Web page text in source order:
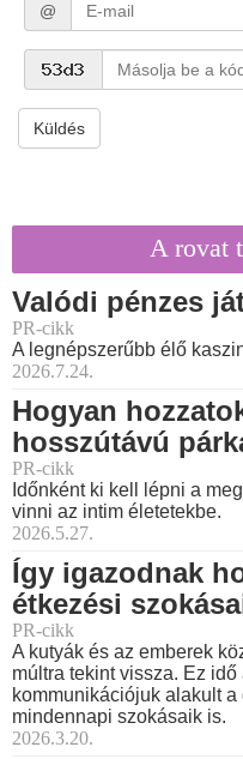
@
Küldés
A rovat
Valódi pénzes
PR-cikk
A legnépszerűbb élő
2026.7.24.
Hogyan
hosszútávú
PR-cikk
Időnként ki kell lépni a
vinni az intim életetekbe.
2026.5.27.
Így igazodnak
étkezési
PR-cikk
A kutyák és az emberek
múltra tekint vissza. Ez
kommunikációjuk alakult
mindennapi szokásaik is.
2026.3.20.